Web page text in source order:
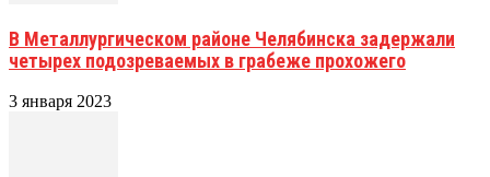
В Металлургическом районе Челябинска задержали
четырех подозреваемых в грабеже прохожего
3 января 2023